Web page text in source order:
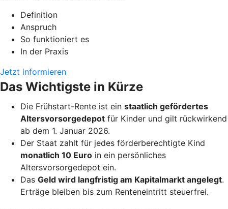
Definition
Anspruch
So funktioniert es
In der Praxis
Jetzt informieren
Das Wichtigste in Kürze
Die Frühstart-Rente ist ein staatlich gefördertes
Altersvorsorgedepot für Kinder und gilt rückwirkend
ab dem 1. Januar 2026.
Der Staat zahlt für jedes förderberechtigte Kind
monatlich 10 Euro in ein persönliches
Altersvorsorgedepot ein.
Das Geld wird langfristig am Kapitalmarkt angelegt.
Erträge bleiben bis zum Renteneintritt steuerfrei.